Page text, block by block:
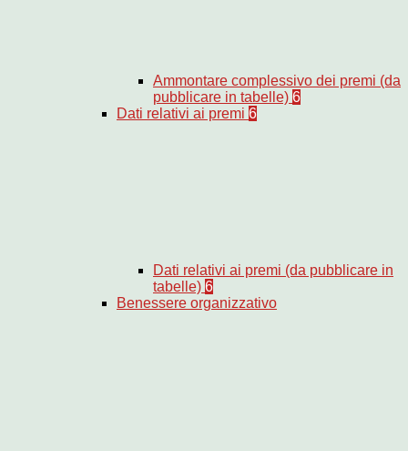
Ammontare complessivo dei premi (da
pubblicare in tabelle) 6
Dati relativi ai premi 6
Dati relativi ai premi (da pubblicare in
tabelle) 6
Benessere organizzativo